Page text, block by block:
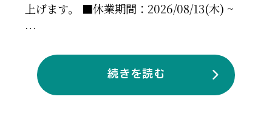
上げます。 ■休業期間：2026/08/13(木) ~
…
続きを読む